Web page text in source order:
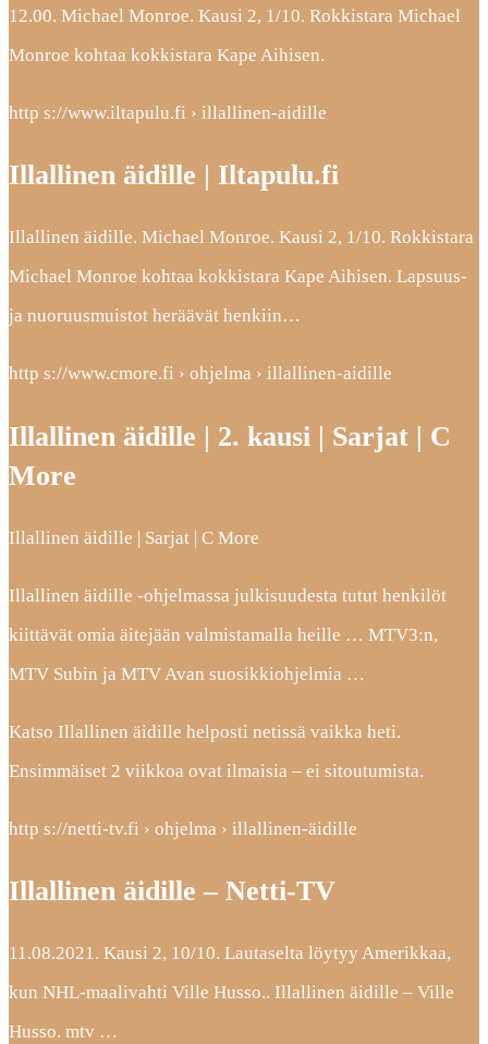
12.00. Michael Monroe. Kausi 2, 1/10. Rokkistara Michael
Monroe kohtaa kokkistara Kape Aihisen.
http s://www.iltapulu.fi › illallinen-aidille
Illallinen äidille | Iltapulu.fi
Illallinen äidille. Michael Monroe. Kausi 2, 1/10. Rokkistara
Michael Monroe kohtaa kokkistara Kape Aihisen. Lapsuus-
ja nuoruusmuistot heräävät henkiin…
http s://www.cmore.fi › ohjelma › illallinen-aidille
Illallinen äidille | 2. kausi | Sarjat | C
More
Illallinen äidille | Sarjat | C More
Illallinen äidille -ohjelmassa julkisuudesta tutut henkilöt
kiittävät omia äitejään valmistamalla heille … MTV3:n,
MTV Subin ja MTV Avan suosikkiohjelmia …
Katso Illallinen äidille helposti netissä vaikka heti.
Ensimmäiset 2 viikkoa ovat ilmaisia – ei sitoutumista.
http s://netti-tv.fi › ohjelma › illallinen-äidille
Illallinen äidille – Netti-TV
11.08.2021. Kausi 2, 10/10. Lautaselta löytyy Amerikkaa,
kun NHL-maalivahti Ville Husso.. Illallinen äidille – Ville
Husso. mtv …